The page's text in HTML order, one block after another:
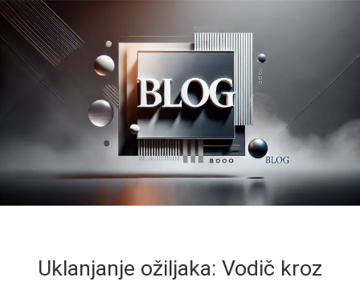
Uklanjanje ožiljaka: Vodič kroz